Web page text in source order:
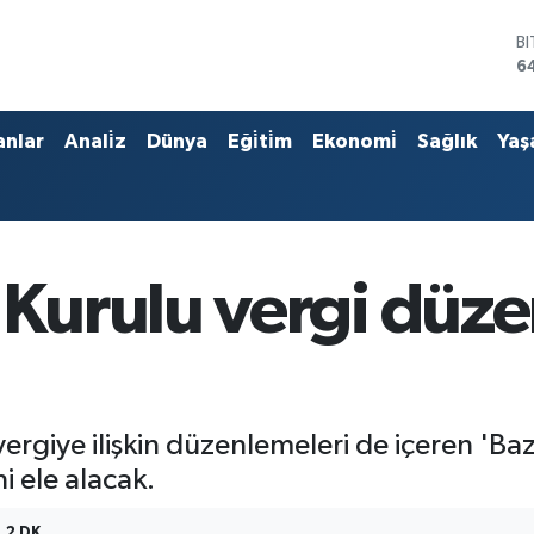
Anali̇z Dünya Eği̇ti̇m Ekonomi̇ Sağlık
vergi
ilişkin düzenlemeleri de içeren
ele alacak.